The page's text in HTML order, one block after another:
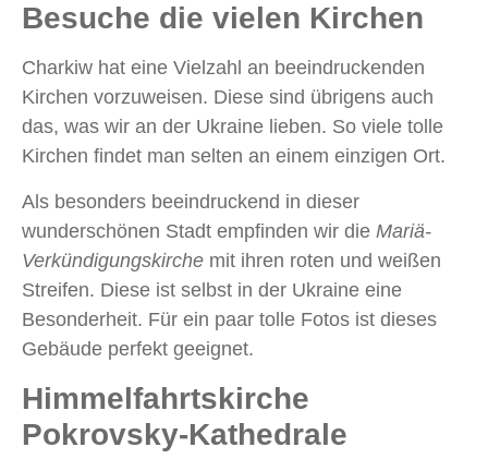
Besuche die vielen Kirchen
Charkiw hat eine Vielzahl an beeindruckenden
Kirchen vorzuweisen. Diese sind übrigens auch
das, was wir an der Ukraine lieben. So viele tolle
Kirchen findet man selten an einem einzigen Ort.
Als besonders beeindruckend in dieser
wunderschönen Stadt empfinden wir die Mariä-
Verkündigungskirche mit ihren roten und weißen
Streifen. Diese ist selbst in der Ukraine eine
Besonderheit. Für ein paar tolle Fotos ist dieses
Gebäude perfekt geeignet.
Himmelfahrtskirche
Pokrovsky-Kathedrale